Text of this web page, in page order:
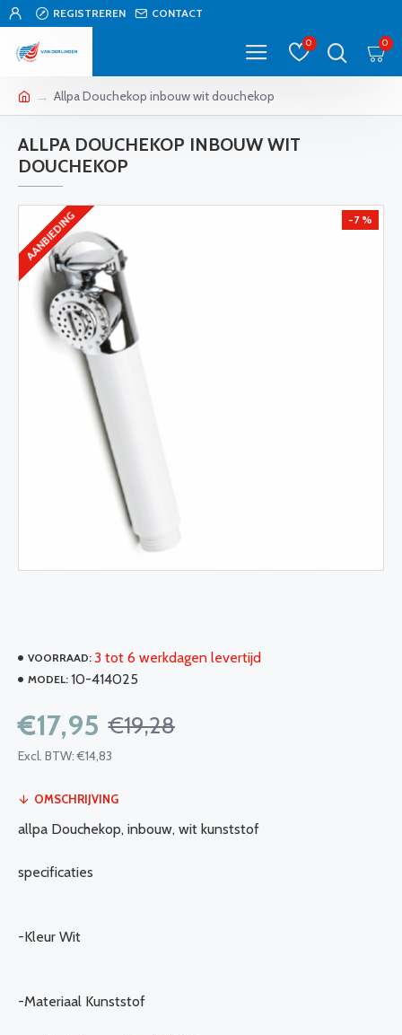
REGISTREREN CONTACT
0 0
Allpa Douchekop inbouw wit douchekop
ALLPA DOUCHEKOP INBOUW WIT
DOUCHEKOP
AANBIEDING -7 %
VOORRAAD: 3 tot 6 werkdagen levertijd
MODEL: 10-414025
€17,95 €19,28
Excl. BTW: €14,83
OMSCHRIJVING
allpa Douchekop, inbouw, wit kunststof
specificaties
-Kleur Wit
-Materiaal Kunststof